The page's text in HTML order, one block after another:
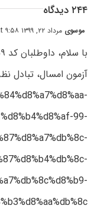
۲۴۴ دیدگاه
موسوی مرداد ۲۲, ۱۳۹۹ at ۹:۵۸ ق٫ظ
آزمون امسال، تبادل
99-